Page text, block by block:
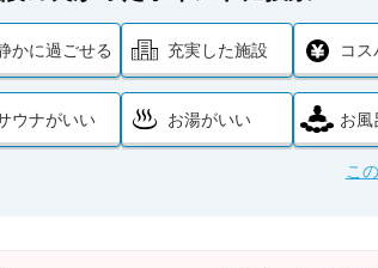
かに過ごせる 充実した施設 コ
ウナがいい お湯がいい お風
こ